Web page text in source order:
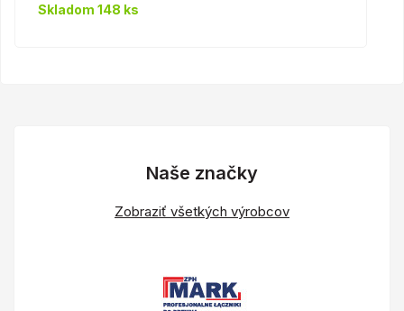
Skladom 148 ks
Naše značky
Zobraziť všetkých výrobcov